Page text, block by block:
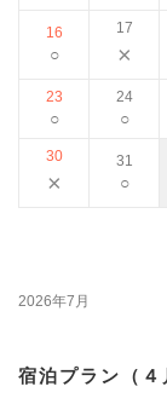
16
○
17
×
23
○
24
○
30
×
31
○
2026年7月
宿泊プラン（